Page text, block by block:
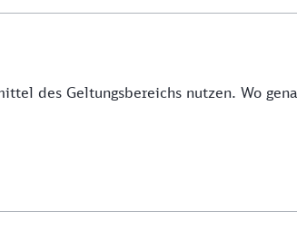
des Geltungsbereichs nutzen. Wo